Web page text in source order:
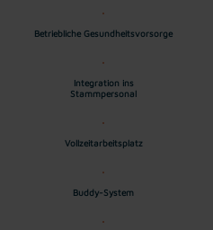
Betriebliche Gesundheitsvorsorge
Integration ins
Stammpersonal
Vollzeitarbeitsplatz
Buddy-System